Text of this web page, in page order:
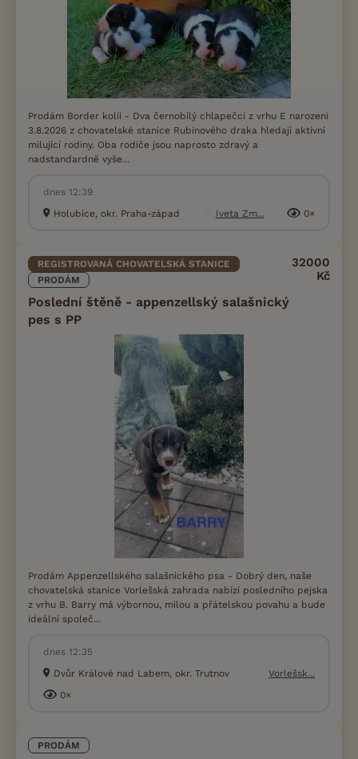
Prodám Border kolii - Dva černobílý chlapečci z vrhu E narozeni
3.8.2026 z chovatelské stanice Rubínového draka hledají aktivní
milující rodiny. Oba rodiče jsou naprosto zdravý a
nadstandardně vyše...
dnes 12:39
Holubice, okr. Praha-západ
Iveta Zm... 0×
REGISTROVANÁ CHOVATELSKÁ STANICE
PRODÁM
Poslední štěně - appenzellský salašnický
pes s PP
32000
Kč
Prodám Appenzellského salašnického psa - Dobrý den, naše
chovatelská stanice Vorlešská zahrada nabízí posledního pejska
z vrhu B. Barry má výbornou, milou a přátelskou povahu a bude
ideální společ...
dnes 12:35
Dvůr Králové nad Labem, okr. Trutnov
Vorlešsk...
0×
PRODÁM